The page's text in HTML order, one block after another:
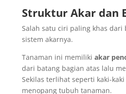
Struktur Akar dan
Salah satu ciri paling khas dari
sistem akarnya.
Tanaman ini memiliki akar
dari batang bagian atas lalu
Sekilas terlihat seperti kaki-
menopang tubuh tanaman.